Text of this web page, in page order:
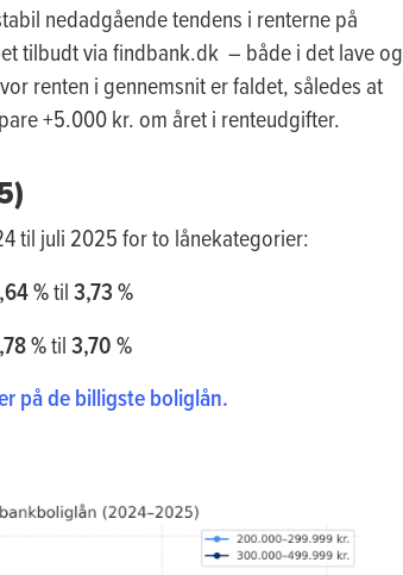
nedadgående tendens i renterne på
tilbudt via findbank.dk – både i det lave og
renten i gennemsnit er faldet, således at
+5.000 kr. om året i renteudgifter.
til juli 2025 for to lånekategorier:
%til3,73 %
%til3,70 %
på de billigste boliglån.